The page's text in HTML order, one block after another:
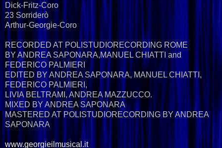
Dick-Fritz-Coro
23 Sorriderò
Arthur-Georgie-Coro
RECORDED AT POLISTUDIORECORDING ROME
BY ANDREA SAPONARA,MANUEL CHIATTI and
FEDERICO PALMIERI
EDITED BY ANDREA SAPONARA, MANUEL CHIATTI,
FEDERICO PALMIERI,
LIVIA BELTRAMI, ANDREA MAZZUCCO.
MIXED BY ANDREA SAPONARA
MASTERED AT POLISTUDIORECORDING BY ANDREA
SAPONARA
www.georgieilmusical.it